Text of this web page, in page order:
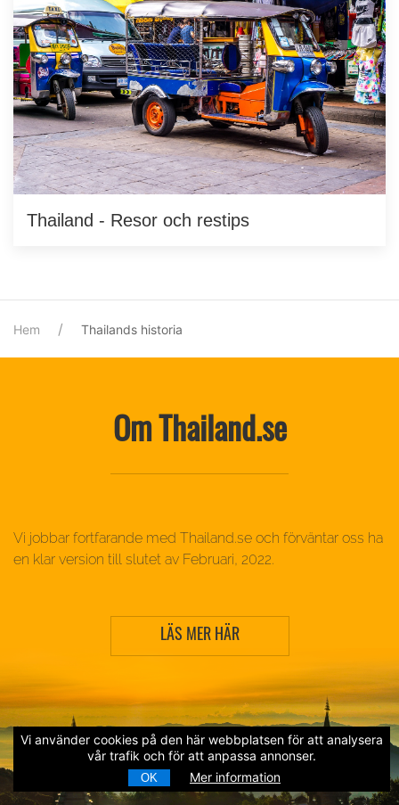
Vi använder cookies på den här webbplatsen för att analysera
vår trafik och för att anpassa annonser.
OK Mer information
Thailand - Resor och restips
Hem Thailands historia
Om Thailand.se
Vi jobbar fortfarande med Thailand.se och förväntar oss ha
en klar version till slutet av Februari, 2022.
LÄS MER HÄR